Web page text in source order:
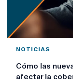
NOTICIAS
Cómo las
afectar la